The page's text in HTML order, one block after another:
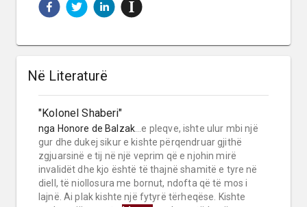
Në Literaturë
"Kolonel Shaberi"
nga Honore de Balzak ...e pleqve, ishte ulur mbi një
gur dhe dukej sikur e kishte përqendruar gjithë
zgjuarsinë e tij në një veprim që e njohin mirë
invalidët dhe kjo është të thajnë shamitë e tyre në
diell, të niollosura me bornut, ndofta që të mos i
lajnë. Ai plak kishte një fytyrë tërheqëse. Kishte